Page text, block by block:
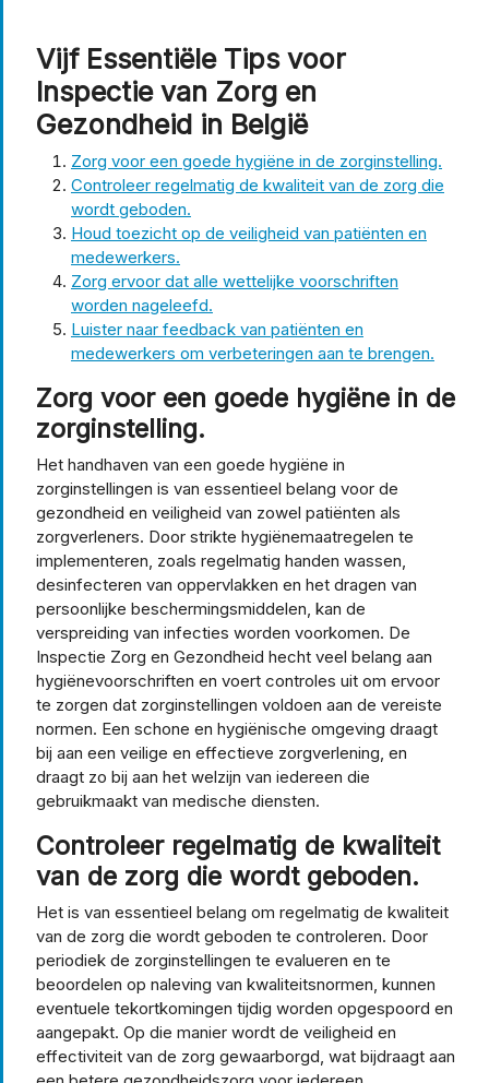
Vijf Essentiële Tips voor
Inspectie van Zorg en
Gezondheid in België
Zorg voor een goede hygiëne in de zorginstelling.
Controleer regelmatig de kwaliteit van de zorg die
wordt geboden.
Houd toezicht op de veiligheid van patiënten en
medewerkers.
Zorg ervoor dat alle wettelijke voorschriften
worden nageleefd.
Luister naar feedback van patiënten en
medewerkers om verbeteringen aan te brengen.
Zorg voor een goede hygiëne in de
zorginstelling.
Het handhaven van een goede hygiëne in
zorginstellingen is van essentieel belang voor de
gezondheid en veiligheid van zowel patiënten als
zorgverleners. Door strikte hygiënemaatregelen te
implementeren, zoals regelmatig handen wassen,
desinfecteren van oppervlakken en het dragen van
persoonlijke beschermingsmiddelen, kan de
verspreiding van infecties worden voorkomen. De
Inspectie Zorg en Gezondheid hecht veel belang aan
hygiënevoorschriften en voert controles uit om ervoor
te zorgen dat zorginstellingen voldoen aan de vereiste
normen. Een schone en hygiënische omgeving draagt
bij aan een veilige en effectieve zorgverlening, en
draagt zo bij aan het welzijn van iedereen die
gebruikmaakt van medische diensten.
Controleer regelmatig de kwaliteit
van de zorg die wordt geboden.
Het is van essentieel belang om regelmatig de kwaliteit
van de zorg die wordt geboden te controleren. Door
periodiek de zorginstellingen te evalueren en te
beoordelen op naleving van kwaliteitsnormen, kunnen
eventuele tekortkomingen tijdig worden opgespoord en
aangepakt. Op die manier wordt de veiligheid en
effectiviteit van de zorg gewaarborgd, wat bijdraagt aan